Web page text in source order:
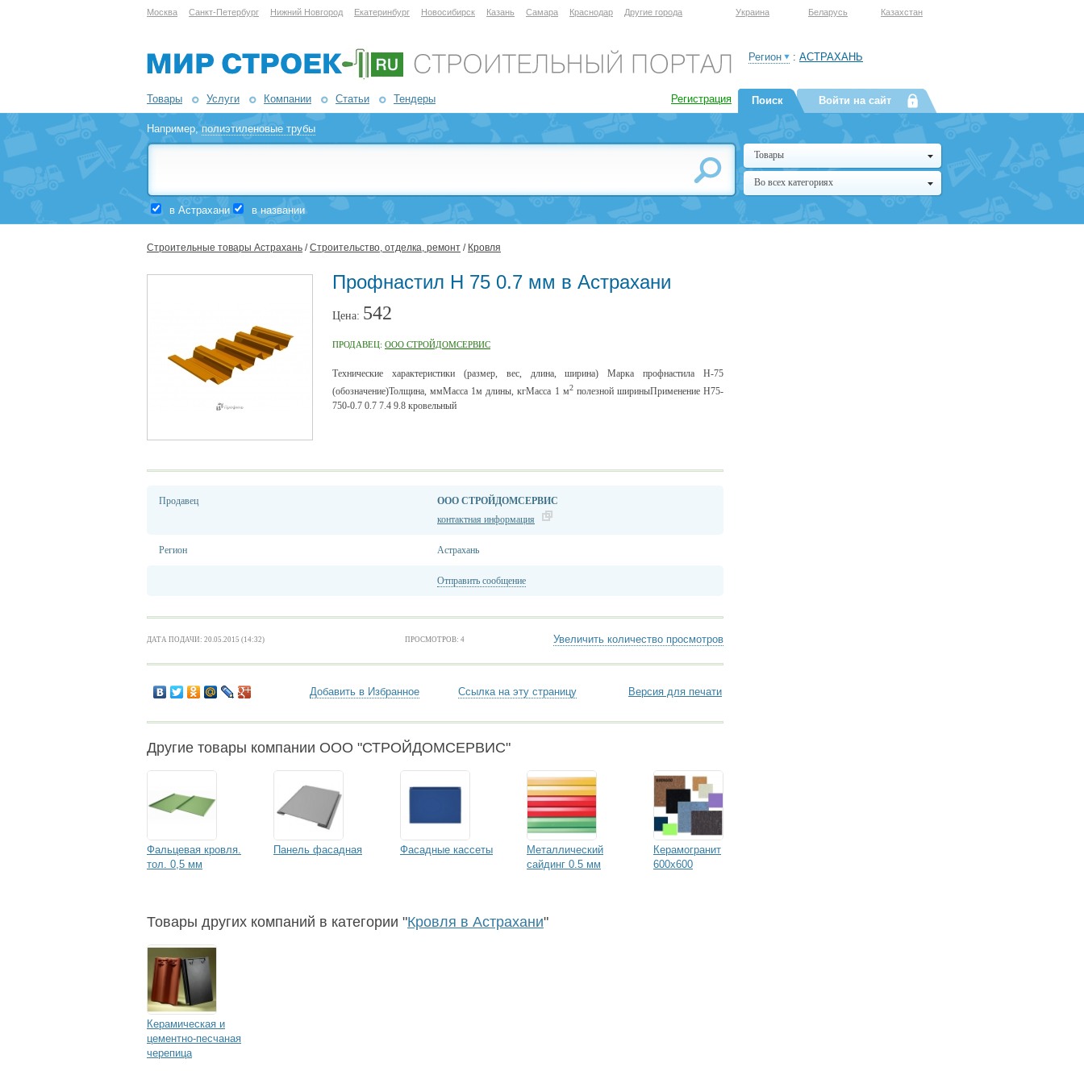
Москва Санкт-Петербург Нижний Новгород Екатеринбург Новосибирск Казань Самара Краснодар Другие города Украина Беларусь Казахстан
Товары Услуги Компании Статьи Тендеры Регистрация
Регион : АСТРАХАНЬ
Например,полиэтиленовые трубы
в Астрахани в названии
Поиск Войти на сайт
Товары
Во всех категориях
Строительные товары Астрахань /Строительство, отделка, ремонт / Кровля
Профнастил Н 75 0.7 мм в Астрахани
Цена: 542
ПРОДАВЕЦ: ООО СТРОЙДОМСЕРВИС
Технические характеристики (размер, вес, длина, ширина) Марка профнастила Н-75
(обозначение)Толщина, ммМасса 1м длины, кгМасса 1 м2полезной шириныПрименение Н75-
750-0.7 0.7 7.4 9.8 кровельный
Продавец
ООО СТРОЙДОМСЕРВИС
контактная информация
Регион Астрахань
Отправить сообщение
ДАТА ПОДАЧИ: 20.05.2015 (14:32) ПРОСМОТРОВ: 4 Увеличить количество просмотров
Добавить в Избранное Ссылка на эту страницу Версия для печати
Другие товары компании ООО "СТРОЙДОМСЕРВИС"
Фальцевая кровля.
тол. 0,5 мм
Панель фасадная Фасадные кассеты
Металлический
сайдинг 0.5 мм
Керамогранит
600х600
Товары других компаний в категории "Кровля в Астрахани"
Керамическая и
цементно-песчаная
черепица